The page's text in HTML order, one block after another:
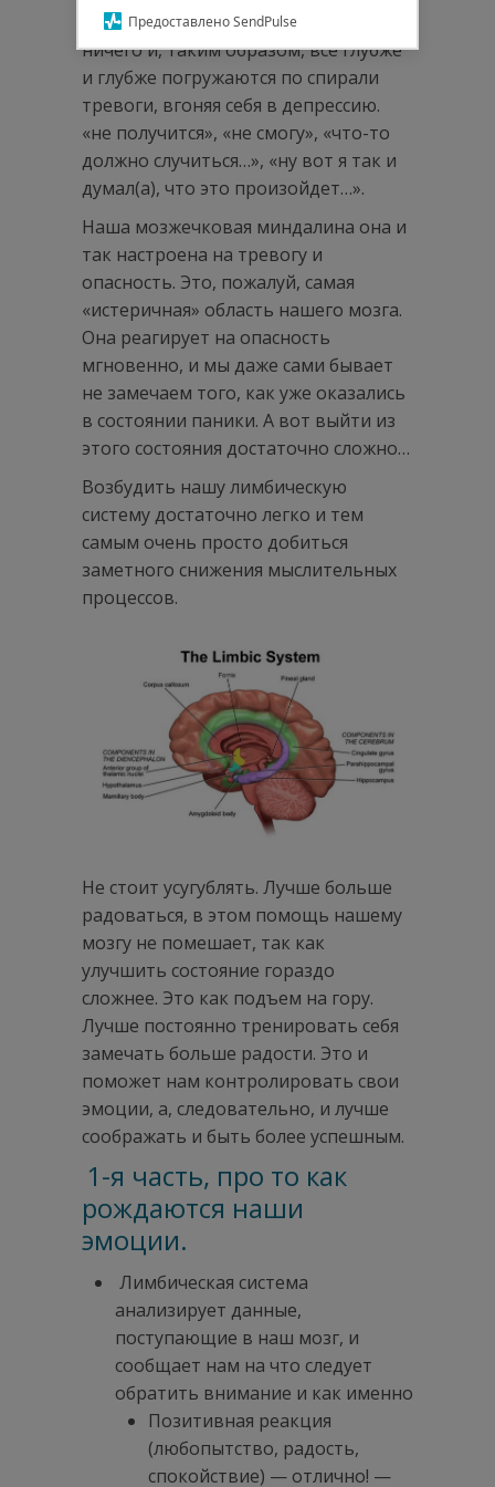
ровном месте, тянут негатив из
ничего и, таким образом, все глубже
и глубже погружаются по спирали
тревоги, вгоняя себя в депрессию.
«не получится», «не смогу», «что-то
должно случиться…», «ну вот я так и
думал(а), что это произойдет…».
Наша мозжечковая миндалина она и
так настроена на тревогу и
опасность. Это, пожалуй, самая
«истеричная» область нашего мозга.
Она реагирует на опасность
мгновенно, и мы даже сами бывает
не замечаем того, как уже оказались
в состоянии паники. А вот выйти из
этого состояния достаточно сложно…
Возбудить нашу лимбическую
систему достаточно легко и тем
самым очень просто добиться
заметного снижения мыслительных
процессов.
Не стоит усугублять. Лучше больше
радоваться, в этом помощь нашему
мозгу не помешает, так как
улучшить состояние гораздо
сложнее. Это как подъем на гору.
Лучше постоянно тренировать себя
замечать больше радости. Это и
поможет нам контролировать свои
эмоции, а, следовательно, и лучше
соображать и быть более успешным.
1-я часть, про то как
рождаются наши
эмоции.
Лимбическая система
анализирует данные,
поступающие в наш мозг, и
сообщает нам на что следует
обратить внимание и как именно
Позитивная реакция
(любопытство, радость,
спокойствие) — отлично! —
Предоставлено SendPulse